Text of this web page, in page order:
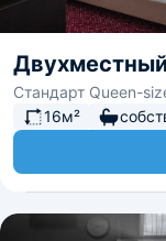
Двухместный
Стандарт Queen-
16м²